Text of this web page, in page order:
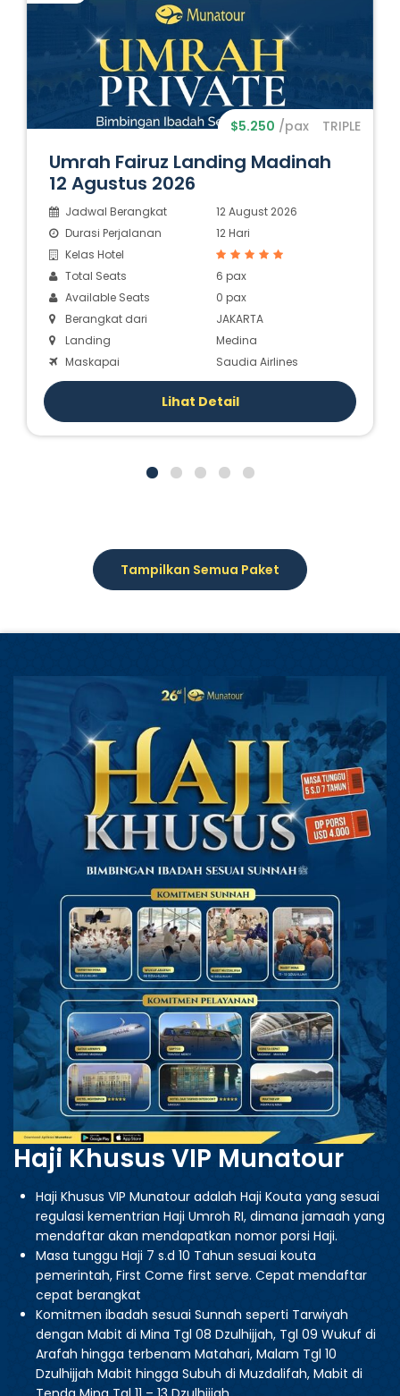
Umrah Fairuz Landing Madinah
12 Agustus 2026
$5.250 /pax TRIPLE
Jadwal Berangkat
12 August 2026
Durasi Perjalanan
12 Hari
Kelas Hotel
Total Seats
6 pax
Available Seats
0 pax
Berangkat dari
JAKARTA
Landing
Medina
Maskapai
Saudia Airlines
Lihat Detail
Tampilkan Semua Paket
Haji Khusus VIP Munatour
Haji Khusus VIP Munatour adalah Haji Kouta yang sesuai
regulasi kementrian Haji Umroh RI, dimana jamaah yang
mendaftar akan mendapatkan nomor porsi Haji.
Masa tunggu Haji 7 s.d 10 Tahun sesuai kouta
pemerintah, First Come first serve. Cepat mendaftar
cepat berangkat
Komitmen ibadah sesuai Sunnah seperti Tarwiyah
dengan Mabit di Mina Tgl 08 Dzulhijjah, Tgl 09 Wukuf di
Arafah hingga terbenam Matahari, Malam Tgl 10
Dzulhijjah Mabit hingga Subuh di Muzdalifah, Mabit di